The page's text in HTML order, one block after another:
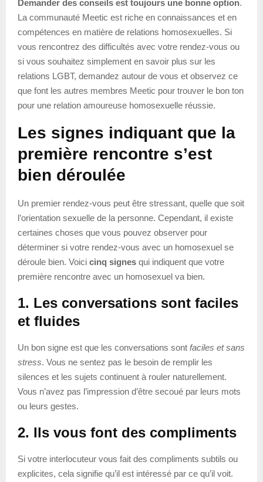
Demander des conseils est toujours une bonne option.
La communauté Meetic est riche en connaissances et en
compétences en matière de relations homosexuelles. Si
vous rencontrez des difficultés avec votre rendez-vous ou
si vous souhaitez simplement en savoir plus sur les
relations LGBT, demandez autour de vous et observez ce
que font les autres membres Meetic pour trouver le bon ton
pour une relation amoureuse homosexuelle réussie.
Les signes indiquant que la
première rencontre s’est
bien déroulée
Un premier rendez-vous peut être stressant, quelle que soit
l’orientation sexuelle de la personne. Cependant, il existe
certaines choses que vous pouvez observer pour
déterminer si votre rendez-vous avec un homosexuel se
déroule bien. Voici cinq signes qui indiquent que votre
première rencontre avec un homosexuel va bien.
1. Les conversations sont faciles
et fluides
Un bon signe est que les conversations sont faciles et sans
stress. Vous ne sentez pas le besoin de remplir les
silences et les sujets continuent à rouler naturellement.
Vous n’avez pas l’impression d’être secoué par leurs mots
ou leurs gestes.
2. Ils vous font des compliments
Si votre interlocuteur vous fait des compliments subtils ou
explicites, cela signifie qu’il est intéressé par ce qu’il voit.